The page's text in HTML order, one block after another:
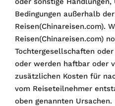
Bedingungen außerhalb
Reisen(Chinareisen.com).
Reisen(Chinareisen.com)
Tochtergesellschaften
oder werden haftbar oder
zusätzlichen Kosten für
vom Reiseteilnehmer
oben genannten Ursachen.